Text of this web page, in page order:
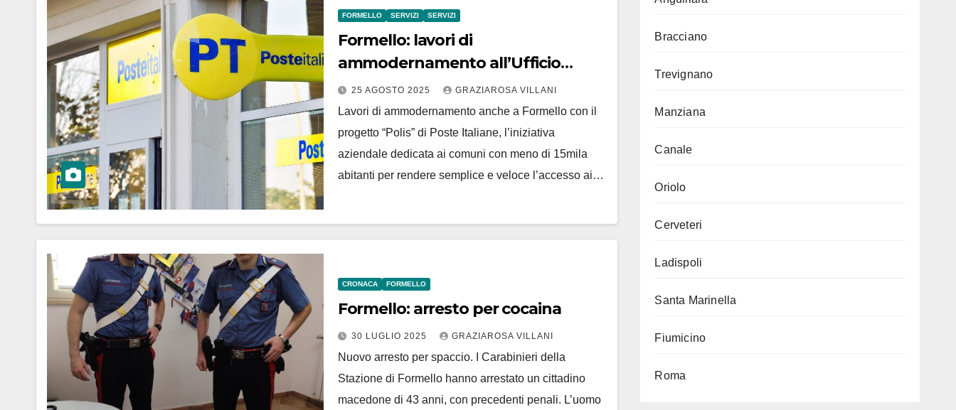
FORMELLO SERVIZI SERVIZI
Formello: lavori di
ammodernamento all’Ufficio
Postale
25 AGOSTO 2025 GRAZIAROSA VILLANI
Lavori di ammodernamento anche a Formello con il
progetto “Polis” di Poste Italiane, l’iniziativa
aziendale dedicata ai comuni con meno di 15mila
abitanti per rendere semplice e veloce l’accesso ai…
CRONACA FORMELLO
Formello: arresto per cocaina
30 LUGLIO 2025 GRAZIAROSA VILLANI
Nuovo arresto per spaccio. I Carabinieri della
Stazione di Formello hanno arrestato un cittadino
macedone di 43 anni, con precedenti penali. L’uomo
Bracciano
Trevignano
Manziana
Canale
Oriolo
Cerveteri
Ladispoli
Santa Marinella
Fiumicino
Roma